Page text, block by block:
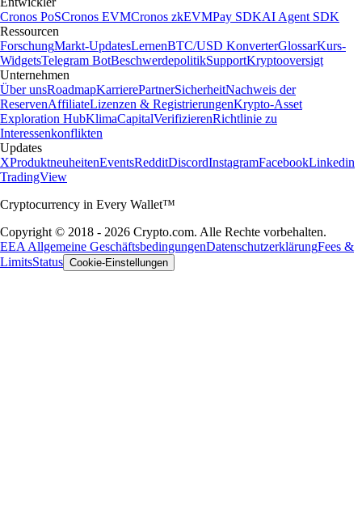
Cronos PoSCronos EVMCronos zkEVMPay SDKAI Agent SDK
Ressourcen
ForschungMarkt-UpdatesLernenBTC/USD KonverterGlossarKurs-
WidgetsTelegram BotBeschwerdepolitikSupportKryptooversigt
Unternehmen
Über unsRoadmapKarrierePartnerSicherheitNachweis der
ReservenAffiliateLizenzen & RegistrierungenKrypto-Asset
Exploration HubKlimaCapitalVerifizierenRichtlinie zu
Interessenkonflikten
Updates
XProduktneuheitenEventsRedditDiscordInstagramFacebookLinkedin
TradingView
Cryptocurrency in Every Wallet™
Copyright © 2018 - 2026 Crypto.com. Alle Rechte vorbehalten.
EEA Allgemeine GeschäftsbedingungenDatenschutzerklärungFees &
LimitsStatus Cookie-Einstellungen